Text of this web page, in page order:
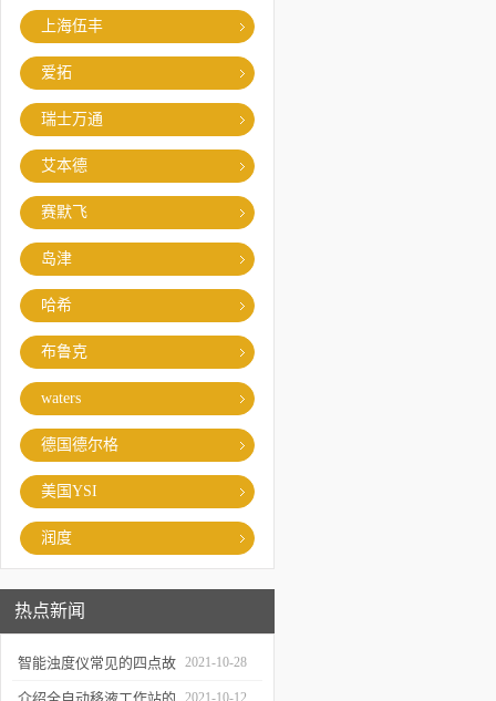
上海伍丰
爱拓
瑞士万通
艾本德
赛默飞
岛津
哈希
布鲁克
waters
德国德尔格
美国YSI
润度
热点新闻
智能浊度仪常见的四点故
障
2021-10-28
2021-10-12